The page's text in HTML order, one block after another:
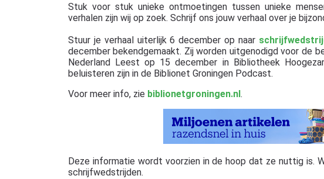
Stuk voor stuk unieke ontmoetingen tussen unieke
verhalen zijn wij op zoek. Schrijf ons jouw verhaal over je
Stuur je verhaal uiterlijk 6 december op naar
december bekendgemaakt. Zij worden uitgenodigd voor de
Nederland Leest op 15 december in Bibliotheek
beluisteren zijn in de Biblionet Groningen Podcast.
Voor meer info, zie biblionetgroningen.nl.
Deze informatie wordt voorzien in de hoop dat ze nuttig is.
schrijfwedstrijden.